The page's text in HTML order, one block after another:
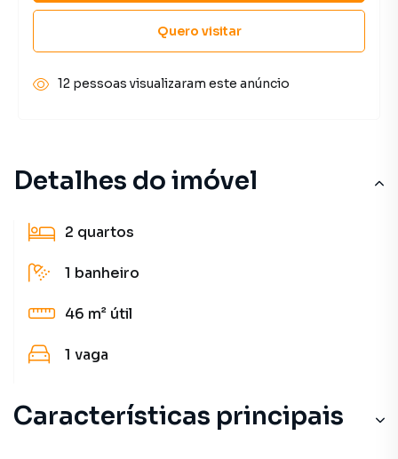
Detalhes do imóvel
2 quartos
1 banheiro
46 m² útil
1 vaga
Características principais
Quero visitar
12 pessoas visualizaram este anúncio